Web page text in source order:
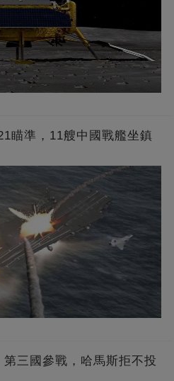
瞄準，11艘中國戰艦坐鎮
三國參戰，哈馬斯拒不投